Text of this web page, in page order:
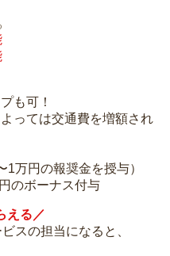
も可！
っては交通費を増額され
1万円の報奨金を授与）
のボーナス付与
える／
スの担当になると、